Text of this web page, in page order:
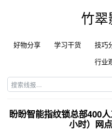
竹翠
好物分享 学习干货 技巧
行业
盼盼智能指纹锁总部400
小时）网